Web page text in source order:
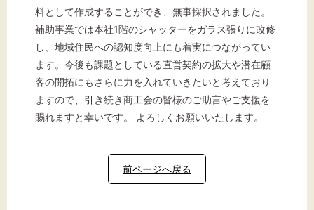
料として作成することができ、無事採択されました。
補助事業では本社1階のシャッターをガラス張りに改修
し、地域住民への認知度向上にも着実につながってい
ます。今後も課題としている直営契約の拡大や潜在顧
客の開拓にもさらに力を入れていきたいと考えており
ますので、引き続き商工会の皆様のご助言やご支援を
賜れますと幸いです。 よろしくお願いいたします。
前ページへ戻る